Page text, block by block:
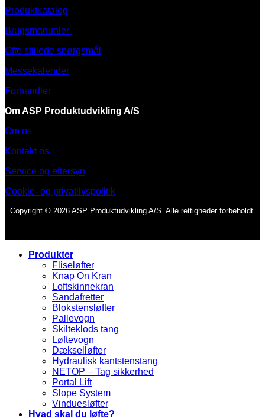
Produktkatalog
Brugsmanualer
Ofte stillede spørgsmål
Messekalender
Forhandler
Om ASP Produktudvikling A/S
Om os
Kontakt os
Service og eftersyn
Cookie- og privatlivspolitik
Copyright © 2026 ASP Produktudvikling A/S. Alle rettigheder forbeholdt.
Produkter
Fliseløfter
Knap On Kran
Loftskinnekran
Sandafretter
Blokstensløfter
Pallevogn
Skilteklods tang
Løftevogn
Dækselløfter
Hydraulisk kantstenstang
NETOP – Tag sikkerhed
Portal Lift
Slope System
Vinduesløfter
Hvad skal du løfte?